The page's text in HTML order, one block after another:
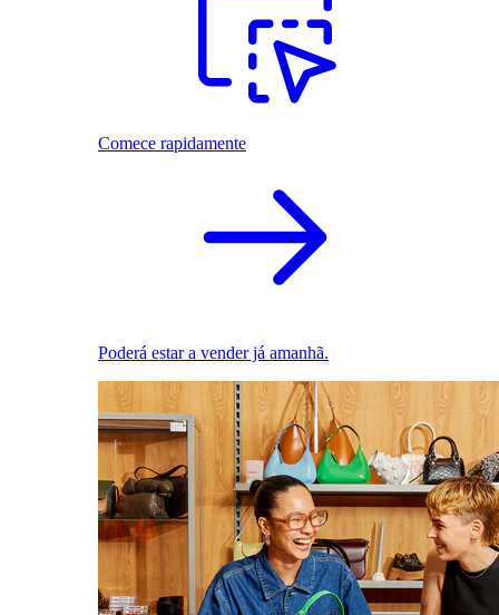
Comece rapidamente
Poderá estar a vender já amanhã.